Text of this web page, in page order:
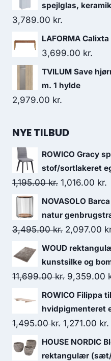
spejlglas,
3,789.00 kr.
LAFORMA
3,699.00 kr.
TVILUM Save
m. 1 hylde
2,979.00 kr.
NYE TILBUD
ROWICO Gracy
stof/sortlakeret
1,195.00kr. 1,016.00 kr.
NOVASOLO
natur
3,495.00kr. 2,097.00
WOUD
kunstsilke og
11,699.00kr. 9,359.00
ROWICO Filippa
hvidpigmenteret
1,495.00kr. 1,271.00 kr.
HOUSE NORDIC
rektangulær